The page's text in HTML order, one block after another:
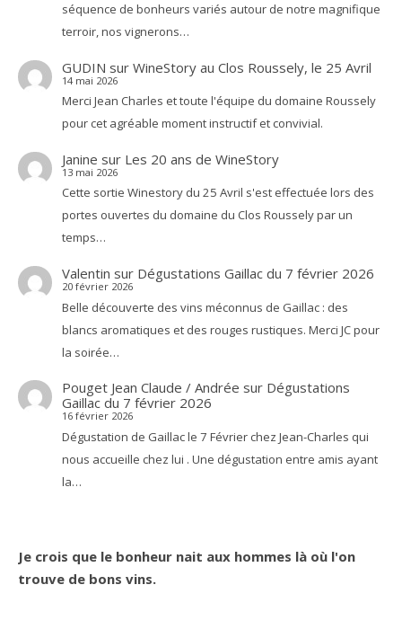
séquence de bonheurs variés autour de notre magnifique
terroir, nos vignerons…
GUDIN sur WineStory au Clos Roussely, le 25 Avril
14 mai 2026
Merci Jean Charles et toute l'équipe du domaine Roussely
pour cet agréable moment instructif et convivial.
Janine sur Les 20 ans de WineStory
13 mai 2026
Cette sortie Winestory du 25 Avril s'est effectuée lors des
portes ouvertes du domaine du Clos Roussely par un
temps…
Valentin sur Dégustations Gaillac du 7 février 2026
20 février 2026
Belle découverte des vins méconnus de Gaillac : des
blancs aromatiques et des rouges rustiques. Merci JC pour
la soirée…
Pouget Jean Claude / Andrée sur Dégustations
Gaillac du 7 février 2026
16 février 2026
Dégustation de Gaillac le 7 Février chez Jean-Charles qui
nous accueille chez lui . Une dégustation entre amis ayant
la…
Je crois que le bonheur nait aux hommes là où l'on
trouve de bons vins.